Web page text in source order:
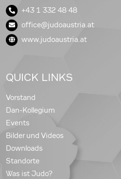
+43 1 332 48 48
office@judoaustria.at
www.judoaustria.at
QUICK LINKS
Vorstand
Dan-Kollegium
Events
Bilder und Videos
Downloads
Standorte
Was ist Judo?